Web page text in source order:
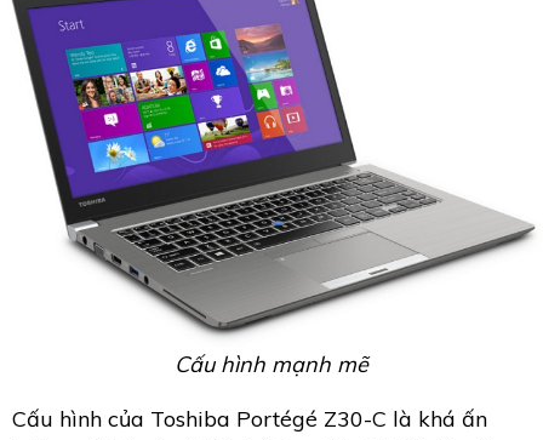
Cấu hình mạnh mẽ
Cấu hình của Toshiba Portégé Z30-C là khá ấn